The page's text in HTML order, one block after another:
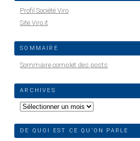
Profil Société Viro
Site Viro.it
SOMMAIRE
Sommaire complet des posts
ARCHIVES
Archives
DE QUOI EST CE QU’ON PARLE